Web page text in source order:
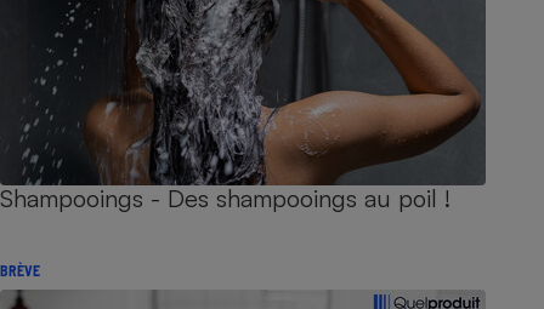
Shampooings - Des shampooings au poil !
BRÈVE